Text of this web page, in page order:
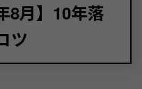
8月】10年落
ツ